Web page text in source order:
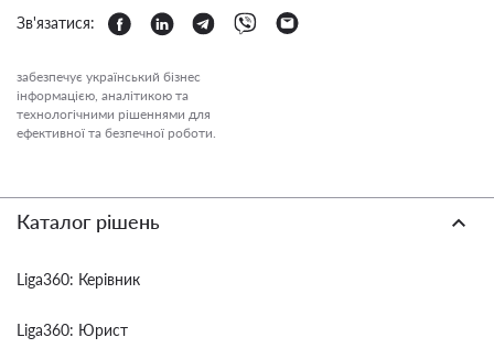
Зв'язатися:
забезпечує український бізнес
інформацією, аналітикою та
технологічними рішеннями для
ефективної та безпечної роботи.
Каталог рішень
Liga360: Керівник
Liga360: Юрист